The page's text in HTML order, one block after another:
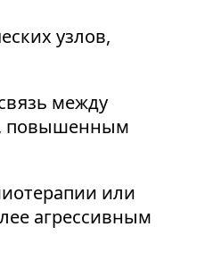
узлов,
между
повышенным
или
агрессивным